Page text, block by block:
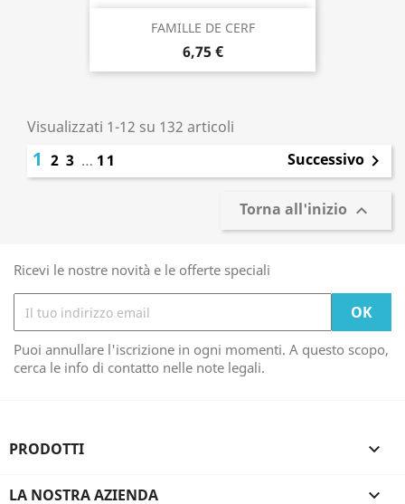
FAMILLE DE CERF
6,75 €
Visualizzati 1-12 su 132 articoli
1 2 3 … 11 Successivo 
Torna all'inizio 
Ricevi le nostre novità e le offerte speciali
Puoi annullare l'iscrizione in ogni momenti. A questo scopo,
cerca le info di contatto nelle note legali.
PRODOTTI 
LA NOSTRA AZIENDA 